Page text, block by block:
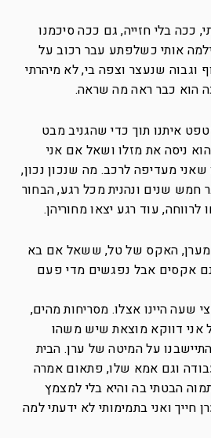
ככה בלי חזייה, גם ככה סיכמנו
אותי כשלפתע עבר רכוב על
וגבוה שנעצר וצפה בי, לא מיהרתי
הוא כבר ראה מה שראה.
איתנו תוך כדי שהגניב מבט
ניסה את מזלו ושאל אם אני
מעדיפה לרכב. מה שנכון נכון,
חמש שנים ונהנית מכל רגע, הבחור
לרווחה, עוד רגע יצאו מחוריהן.
מערן, האקס של טל, ששאל אם בא
אקסים אבל נפגשים מדי פעם
שעה היינו אצלו. מסריחות מהים,
אני דווקא מוצאת שיש משהו
על המיטה של ערן. הבית
וגם אמא שלו, פתאום אמרה
הבטתי בה והיא בלי למצמץ
חייך ואני בתמימותי לא ידעתי למה